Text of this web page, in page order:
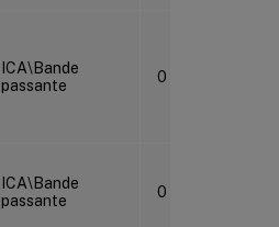
ICA\Bande
passante
0
ICA\Bande
passante
0